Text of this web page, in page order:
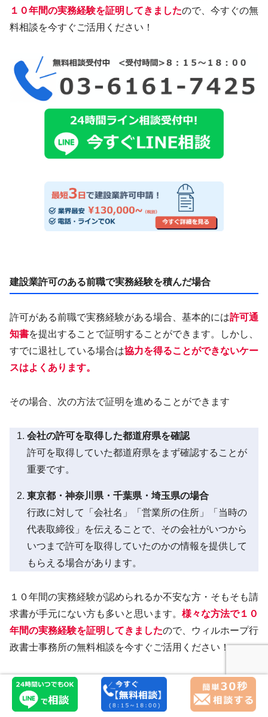
１０年間の実務経験を証明してきましたので、今すぐの無
料相談を今すぐご活用ください！
建設業許可のある前職で実務経験を積んだ場合
許可がある前職で実務経験がある場合、基本的には許可通
知書を提出することで証明することができます。しかし、
すでに退社している場合は協力を得ることができないケー
スはよくあります。
その場合、次の方法で証明を進めることができます
会社の許可を取得した都道府県を確認
許可を取得していた都道府県をまず確認することが
重要です。
東京都・神奈川県・千葉県・埼玉県の場合
行政に対して「会社名」「営業所の住所」「当時の
代表取締役」を伝えることで、その会社がいつから
いつまで許可を取得していたのかの情報を提供して
もらえる場合があります。
１０年間の実務経験が認められるか不安な方・そもそも請
求書が手元にない方も多いと思います。 様々な方法で１０
年間の実務経験を証明してきましたので、ウィルホープ行
政書士事務所の無料相談を今すぐご活用ください！